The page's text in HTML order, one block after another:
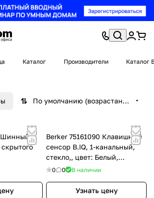
Каталог Производители Каталог
По умолчанию (возрастание)
Шинный
Berker 75161090 Клавишный
сенсор B.IQ, 1-канальный,
стекло,, цвет: Белый,
оттенок: Полярная белизна
0 0 В наличии
Узнать цену